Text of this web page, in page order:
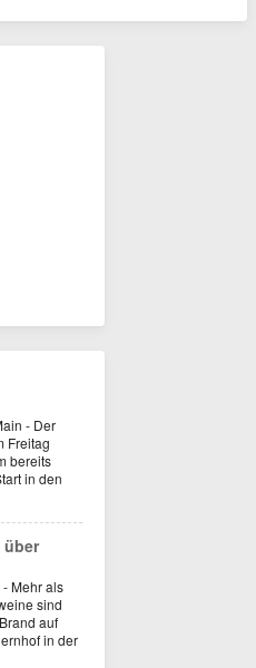
- Der
Freitag
bereits
in den
über
Mehr als
sind
auf
in der